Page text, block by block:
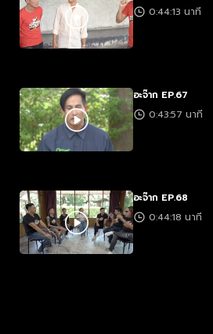
0:44:13 นาที
อะจ๊าก EP.67
0:43:57 นาที
อะจ๊าก EP.68
0:44:18 นาที